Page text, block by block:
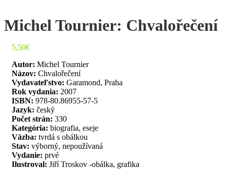
Michel Tournier: Chvalořečení
5,50€
Autor: Michel Tournier
Názov: Chvalořečení
Vydavateľstvo: Garamond, Praha
Rok vydania: 2007
ISBN: 978-80.86955-57-5
Jazyk: český
Počet strán: 330
Kategória: biografia, eseje
Väzba: tvrdá s obálkou
Stav: výborný, nepoužívaná
Vydanie: prvé
Ilustroval: Jiří Troskov -obálka, grafika